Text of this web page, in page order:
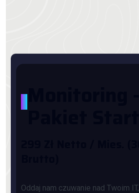
Oddaj nam czuwanie nad Twoim